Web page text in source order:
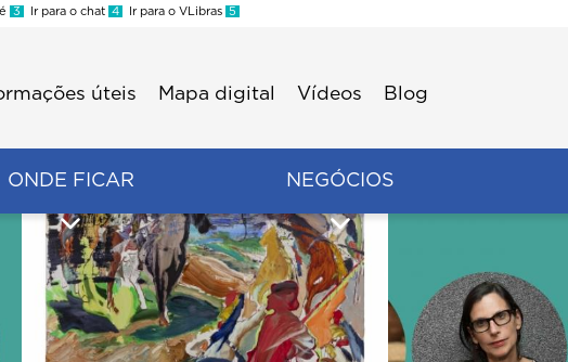
3 Ir para o chat 4 Ir para o VLibras 5
úteis Mapa digital Vídeos Blog
ONDE FICAR NEGÓCIOS